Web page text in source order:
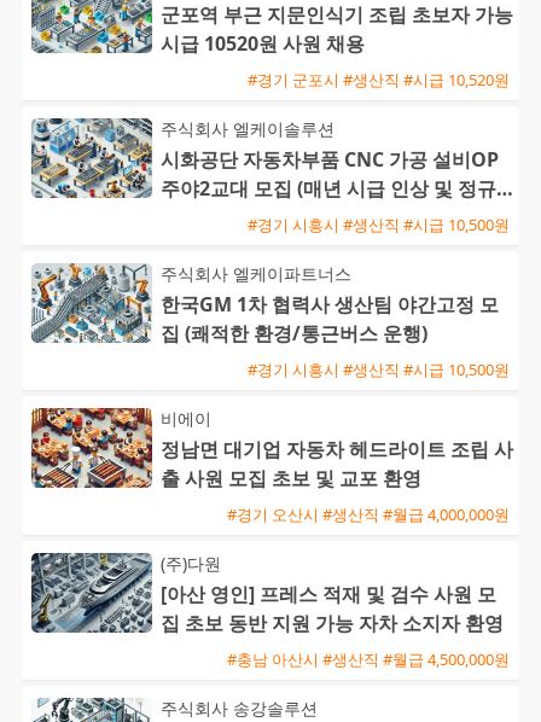
군포역 부근 지문인식기 조립 초보자 가능
시급 10520원 사원 채용
#경기 군포시 #생산직 #시급 10,520원
주식회사 엘케이솔루션
시화공단 자동차부품 CNC 가공 설비OP
주야2교대 모집 (매년 시급 인상 및 정규
직 전환 가능)#경기 시흥시 #생산직 #시급 10,500원
주식회사 엘케이파트너스
한국GM 1차 협력사 생산팀 야간고정 모
집 (쾌적한 환경/통근버스 운행)
#경기 시흥시 #생산직 #시급 10,500원
비에이
정남면 대기업 자동차 헤드라이트 조립 사
출 사원 모집 초보 및 교포 환영
#경기 오산시 #생산직 #월급 4,000,000원
(주)다원
[아산 영인] 프레스 적재 및 검수 사원 모
집 초보 동반 지원 가능 자차 소지자 환영
#충남 아산시 #생산직 #월급 4,500,000원
주식회사 송강솔루션